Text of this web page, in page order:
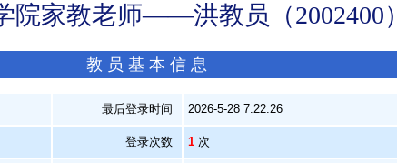
院家教老师——洪教员（2002400）
教员基本信息
最后登录时间 2026-5-28 7:22:26
登录次数 1 次